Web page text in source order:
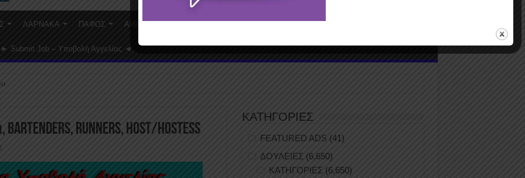
ΛΑΡΝΑΚΑ ΠΑΦΟΣ ΑΜΜΟΧΩΣΤΟΣ
► Submit Job – Υποβολή Αγγελίας ◄
Runners, Host/Hostess
ΚΑΤΗΓΟΡΙΕΣ
FEATURED ADS (41)
ΔΟΥΛΕΙΕΣ (6,650)
ΚΑΤΗΓΟΡΙΕΣ (6,650)